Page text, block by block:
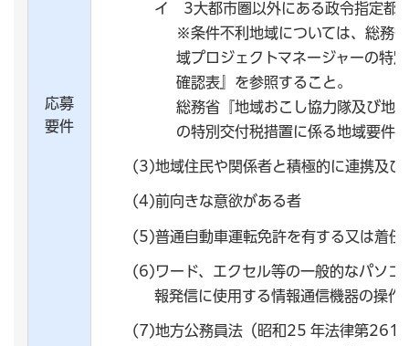
応募
要件
イ 3大都市圏以外にある政令指定都
※条件不利地域については、総務
域プロジェクトマネージャーの特
確認表』を参照すること。
総務省『地域おこし協力隊及び地
の特別交付税措置に係る地域要件
(3)地域住民や関係者と積極的に連携及び
(4)前向きな意欲がある者
(5)普通自動車運転免許を有する又は着任
(6)ワード、エクセル等の一般的なパソコ
報発信に使用する情報通信機器の操作
(7)地方公務員法（昭和25 年法律第261